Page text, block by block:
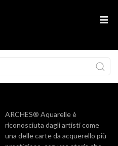
ARCHES® Aquarelle è
riconosciuta dagli artisti come
una delle carte da acquerello più